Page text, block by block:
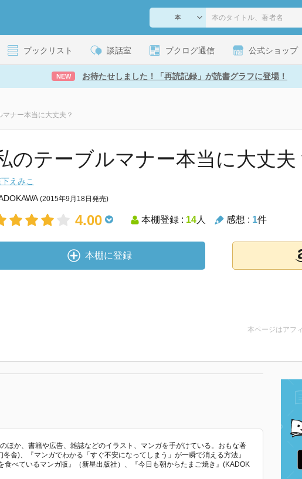
ブックリスト 談話室 ブクログ通信 公式ショップ
NEW お待たせしました！「再読記録」が読書グラフに登場！
マナー本当に大丈夫？
のテーブルマナー本当に大丈夫
えみこ
(2015年9月18日発売)
4.00 本棚登録 : 14人 感想 : 1件
本棚に登録
本ページはアフ
ほか、書籍や広告、雑誌などのイラスト、マンガを手がけている。おもな著
舎)、『マンガでわかる「すぐ不安になってしまう」が一瞬で消える方法』
食べているマンガ版』（新星出版社）、『今日も朝からたまご焼き』(KADOK